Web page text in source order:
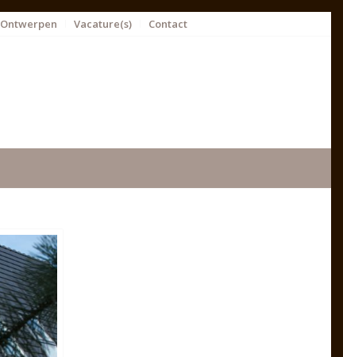
Ontwerpen Vacature(s) Contact